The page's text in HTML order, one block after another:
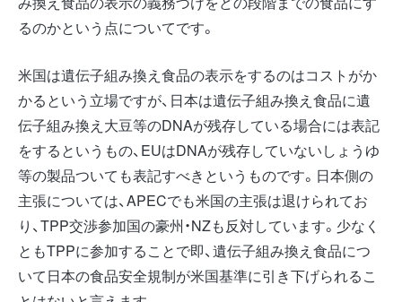
るのかという点についてです。
米国は遺伝子組み換え食品の表示をするのはコストがか
かるという立場ですが、日本は遺伝子組み換え食品に遺
伝子組み換え大豆等のDNAが残存している場合には表記
をするというもの、EUはDNAが残存していないしょうゆ
等の製品ついても表記すべきというものです。日本側の
主張については、APECでも米国の主張は退けられてお
り、TPP交渉参加国の豪州・NZも反対しています。少なく
ともTPPに参加することで即、遺伝子組み換え食品につ
いて日本の食品安全規制が米国基準に引き下げられるこ